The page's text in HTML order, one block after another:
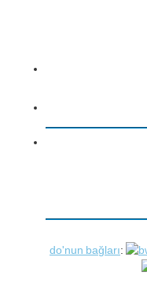
do'nun bağları: